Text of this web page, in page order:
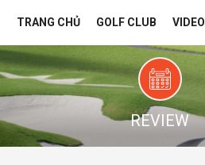
TRANG CHỦ GOLF CLUB VIDEO
REVIEW